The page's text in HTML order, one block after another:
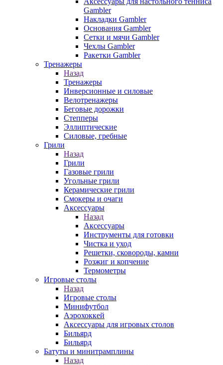
Gambler
Накладки Gambler
Основания Gambler
Сетки и мячи Gambler
Чехлы Gambler
Ракетки Gambler
Тренажеры
Назад
Тренажеры
Инверсионные и силовые
Велотренажеры
Беговые дорожки
Степперы
Эллиптические
Силовые, гребные
Грили
Назад
Грили
Газовые грили
Угольные грили
Керамические грили
Смокеры и очаги
Аксессуары
Назад
Аксессуары
Инструменты для готовки
Чистка и уход
Решетки, сковороды, камни
Розжиг и копчение
Термометры
Игровые столы
Назад
Игровые столы
Минифутбол
Аэрохоккей
Аксессуары для игровых столов
Бильяpд
Бильяpд
Батуты и минитрамплины
Назад